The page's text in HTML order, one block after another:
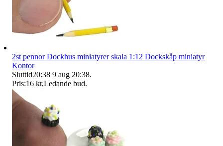
2st pennor Dockhus miniatyrer skala 1:12 Dockskåp miniatyr
Kontor
Sluttid20:38 9 aug 20:38.
Pris:16 kr,Ledande bud.